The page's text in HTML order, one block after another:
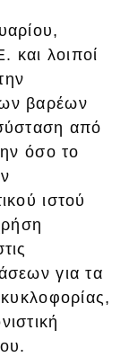
λοιποί
βαρέων
από
όσο το
ιστού
για τα